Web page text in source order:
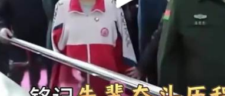
FIFA官方支持因凡蒂诺
《Monica》填词人黎彼得去世
人贩子“梅姨”真实姓名曝光
谷歌首席科学家Jeff Dean离职创业